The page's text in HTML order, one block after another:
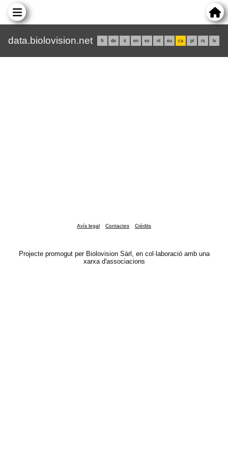
data.biolovision.net fr de it en es nl eu ca pl rs lv
Avís legal Contactes Crèdits
Projecte promogut per Biolovision Sàrl, en col·laboració amb una
xarxa d'associacions